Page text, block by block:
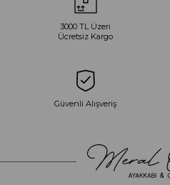
3000 TL Üzeri
Ücretsiz Kargo
Güvenli Alışveriş